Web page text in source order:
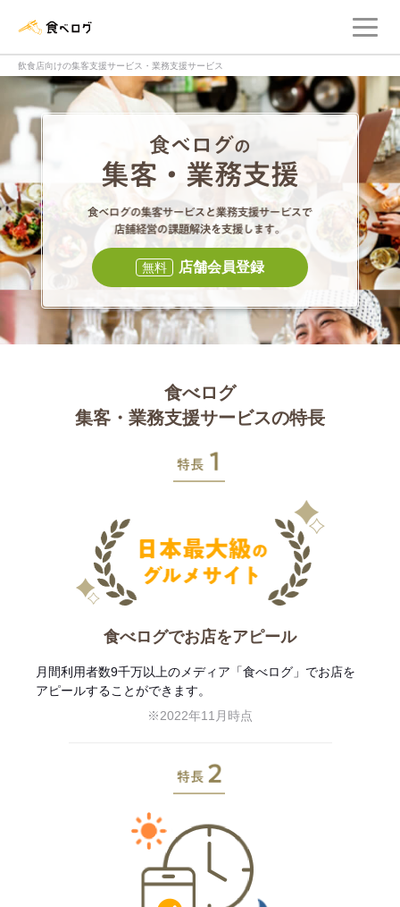
飲食店向けの集客支援サービス・業務支援サービス
食べログの集客
食べログの集
無料 店舗会員登録
食べログ
集客・業務支援サービスの特長
食べログでお店をアピール
月間利用者数9千万以上のメディア「食べログ」でお店を
アピールすることができます。
※2022年11月時点